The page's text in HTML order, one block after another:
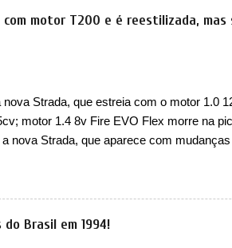
O primeiro deles será uma atualização
(AHCP e HCP). Para alguns veículos
ventilação e ar-condicionado). A
de Controle da Bateria (BPCM), que
a atualização do software do
motor T200 e é reestilizada, mas
Strada, que estreia com o motor 1.0
motor 1.4 8v Fire EVO Flex morre na
nova Strada, que aparece com
passado, a Fiat apresentou mudanças
conhecido como T200. Praticamente
soube ser mutável com avanços
Brasil em 1994!